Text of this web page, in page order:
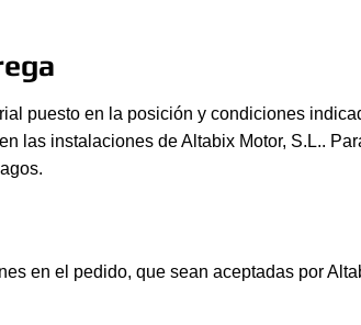
puesto en la posición y condiciones
las instalaciones de Altabix Motor, S.L..
en el pedido, que sean aceptadas por